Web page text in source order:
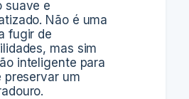
suave e
Não é uma
fugir de
mas sim
inteligente para
preservar um